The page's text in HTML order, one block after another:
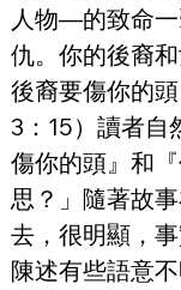
人物—的致命
仇。你的後裔
後裔要傷你的
3：15）讀者自
傷你的頭』和
思？」隨著故
去，很明顯，
陳述有些語意